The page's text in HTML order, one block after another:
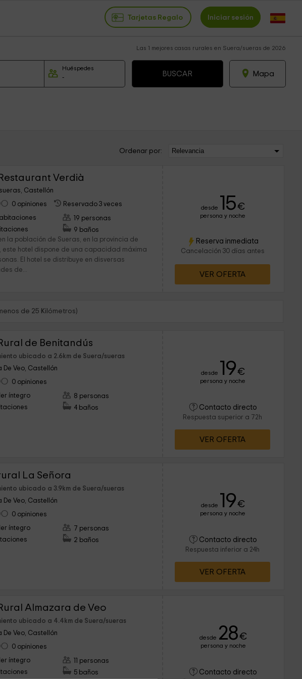
Tarjetas Regalo Iniciar sesión
Las 1 mejores casas rurales en Suera/sueras de 2026
Huéspedes
Mapa
Ordenar por:
Verdià
Castellón
0 opiniones
Reservado 3 veces
19 personas
9 baños
la población de Sueras, en la provincia de
este hotel dispone de una capacidad máxima
El hotel se distribuye en disversas
de...
desde 15€
persona y noche
Reserva inmediata
Cancelación 30 días antes
VER OFERTA
de 25 Kilómetros)
de Benitandús
ubicado a 2.6km de Suera/sueras
De Veo, Castellón
0 opiniones
íntegro
8 personas
4 baños
desde 19€
persona y noche
Contacto directo
Respuesta superior a 72h
VER OFERTA
La Señora
ubicado a 3.9km de Suera/sueras
De Veo, Castellón
0 opiniones
íntegro
7 personas
2 baños
desde 19€
persona y noche
Contacto directo
Respuesta inferior a 24h
VER OFERTA
Almazara de Veo
ubicado a 4.4km de Suera/sueras
De Veo, Castellón
0 opiniones
íntegro
11 personas
5 baños
desde 28€
persona y noche
Contacto directo